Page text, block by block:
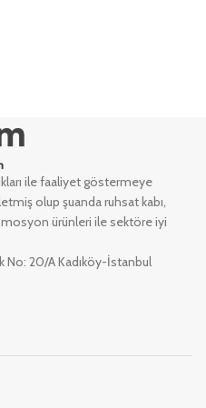
ile faaliyet göstermeye
olup şuanda ruhsat kabı,
ürünleri ile sektöre iyi
No: 20/A Kadıköy-İstanbul